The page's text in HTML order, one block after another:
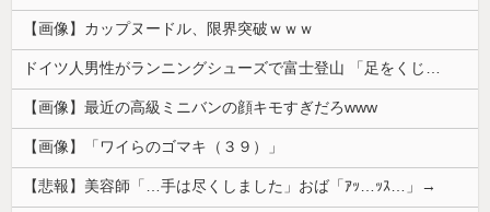
【画像】カップヌードル、限界突破ｗｗｗ
ドイツ人男性がランニングシューズで富士登山 「足をくじいて動けない」
【画像】最近の高級ミニバンの顔キモすぎだろwww
【画像】「ワイらのゴマキ（３９）」
【悲報】美容師「…手は尽くしました」おば「ｱｯ…ｯｽ…」→